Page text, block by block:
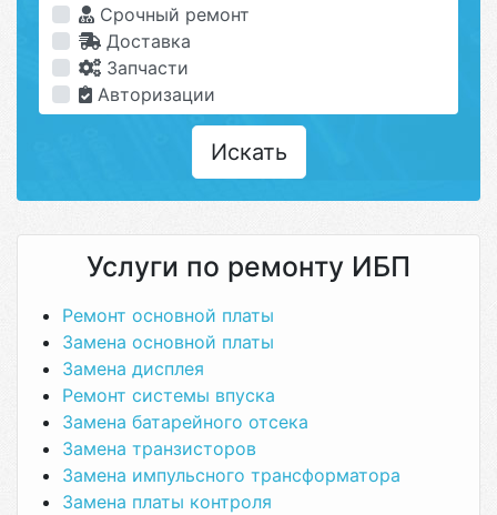
Срочный ремонт
Доставка
Запчасти
Авторизации
Искать
Услуги по ремонту ИБП
Ремонт основной платы
Замена основной платы
Замена дисплея
Ремонт системы впуска
Замена батарейного отсека
Замена транзисторов
Замена импульсного трансформатора
Замена платы контроля